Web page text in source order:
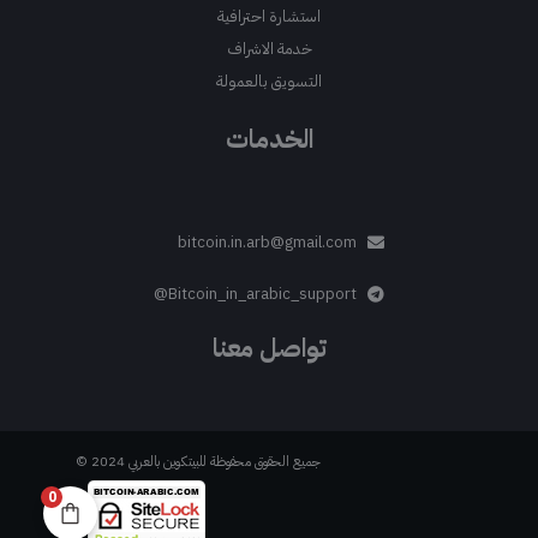
الخدمات
استشارة احترافية
خدمة الاشراف
التسويق بالعمولة
تواصل معنا
bitcoin.in.arb@gmail.com
Bitcoin_in_arabic_support@
جميع الحقوق محفوظة للبيتكوين بالعربي 2024 ©
0